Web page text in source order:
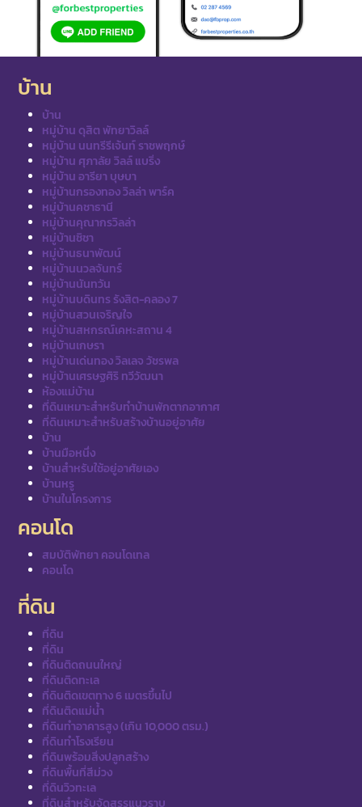
บ้าน
บ้าน
หมู่บ้าน ดุสิต พัทยาวิลล์
หมู่บ้าน นนทรีรีเจ้นท์ ราชพฤกษ์
หมู่บ้าน ศุภาลัย วิลล์ แบริ่ง
หมู่บ้าน อารียา บุษบา
หมู่บ้านกรองทอง วิลล่า พาร์ค
หมู่บ้านคชาธานี
หมู่บ้านคุณากรวิลล่า
หมู่บ้านชิชา
หมู่บ้านธนาพัฒน์
หมู่บ้านนวลจันทร์
หมู่บ้านนันทวัน
หมู่บ้านบดินทร รังสิต-คลอง 7
หมู่บ้านสวนเจริญใจ
หมู่บ้านสหกรณ์เคหะสถาน 4
หมู่บ้านเกษรา
หมู่บ้านเด่นทอง วิลเลจ วัชรพล
หมู่บ้านเศรษฐศิริ ทวีวัฒนา
ห้องแม่บ้าน
ที่ดินเหมาะสำหรับทำบ้านพักตากอากาศ
ที่ดินเหมาะสำหรับสร้างบ้านอยู่อาศัย
บ้าน
บ้านมือหนึ่ง
บ้านสำหรับใช้อยู่อาศัยเอง
บ้านหรู
บ้านในโครงการ
คอนโด
สมบัติพัทยา คอนโดเทล
คอนโด
ที่ดิน
ที่ดิน
ที่ดิน
ที่ดินติดถนนใหญ่
ที่ดินติดทะเล
ที่ดินติดเขตทาง 6 เมตรขึ้นไป
ที่ดินติดแม่น้ำ
ที่ดินทำอาคารสูง (เกิน 10,000 ตรม.)
ที่ดินทำโรงเรียน
ที่ดินพร้อมสิ่งปลูกสร้าง
ที่ดินพื้นที่สีม่วง
ที่ดินวิวทะเล
ที่ดินสำหรับจัดสรรแนวราบ